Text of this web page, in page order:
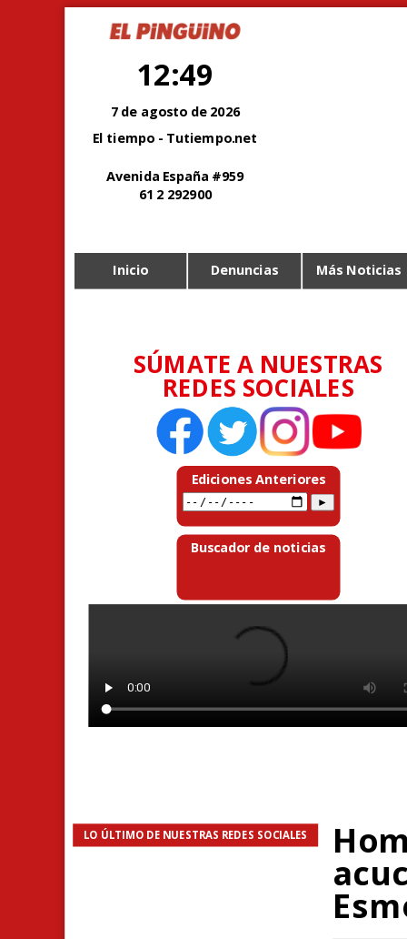
12:49
7 de agosto de 2026
El tiempo - Tutiempo.net
Avenida España #959
61 2 292900
Inicio Denuncias Más Noticias
SÚMATE A NUESTRAS
REDES SOCIALES
Ediciones Anteriores
Buscador de noticias
LO ÚLTIMO DE NUESTRAS REDES SOCIALES